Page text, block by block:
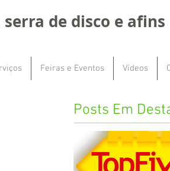
de disco e afins
Feiras e Eventos Vídeos
Posts Em